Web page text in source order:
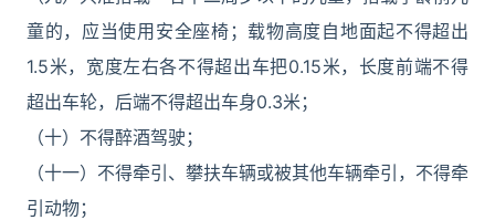
童的，应当使用安全座椅；载物高度自地面起不得超出
1.5米，宽度左右各不得超出车把0.15米，长度前端不得
超出车轮，后端不得超出车身0.3米；
（十）不得醉酒驾驶；
（十一）不得牵引、攀扶车辆或被其他车辆牵引，不得牵
引动物；